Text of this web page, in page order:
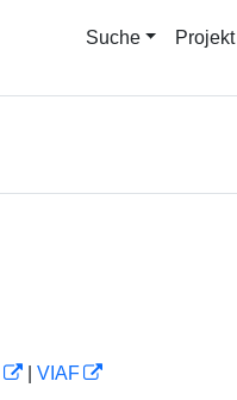
Suche Projekt
VIAF